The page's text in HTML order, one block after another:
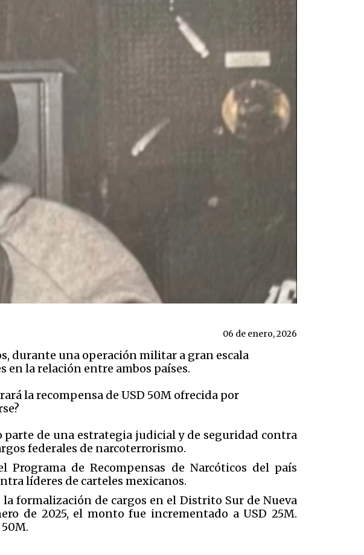
06 de enero, 2026
durante una operación militar a gran escala
en la relación entre ambos países.
la recompensa de USD 50M ofrecida por
de una estrategia judicial y de seguridad contra
federales de narcoterrorismo.
de Recompensas de Narcóticos del país
líderes de carteles mexicanos.
formalización de cargos en el Distrito Sur de Nueva
de 2025, el monto fue incrementado a USD 25M.